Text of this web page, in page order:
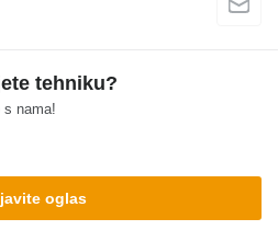
tehniku?
s nama!
oglas